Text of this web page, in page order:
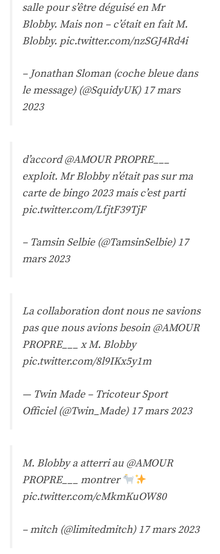
salle pour s’être déguisé en Mr
Blobby. Mais non – c’était en fait M.
Blobby. pic.twitter.com/nzSGJ4Rd4i
– Jonathan Sloman (coche bleue dans
le message) (@SquidyUK)17 mars
2023
d’accord@AMOUR PROPRE___
exploit. Mr Blobby n’était pas sur ma
carte de bingo 2023 mais c’est parti
pic.twitter.com/LfjtF39TjF
– Tamsin Selbie (@TamsinSelbie)17
mars 2023
La collaboration dont nous ne savions
pas que nous avions besoin @AMOUR
PROPRE___ x M. Blobby
pic.twitter.com/8l9IKx5y1m
— Twin Made – Tricoteur Sport
Officiel (@Twin_Made)17 mars 2023
M. Blobby a atterri au @AMOUR
PROPRE___ montrer
pic.twitter.com/cMkmKuOW80
– mitch (@limitedmitch)17 mars 2023